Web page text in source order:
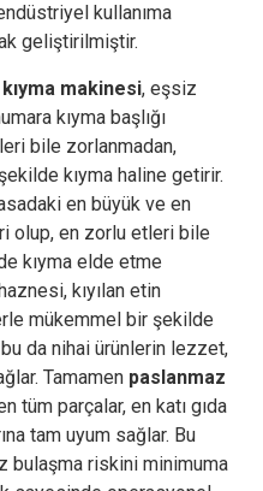
kullanıma
geliştirilmiştir.
makinesi, eşsiz
kıyma başlığı
bile zorlanmadan,
kıyma haline getirir.
en büyük ve en
olup, en zorlu etleri bile
kıyma elde etme
kıyılan etin
mükemmel bir şekilde
da nihai ürünlerin lezzet,
Tamamen paslanmaz
tüm parçalar, en katı gıda
tam uyum sağlar. Bu
bulaşma riskini minimuma